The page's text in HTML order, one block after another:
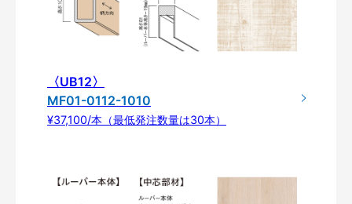
〈UB12〉
MF01-0112-1010
¥37,100/本（最低発注数量は30本）